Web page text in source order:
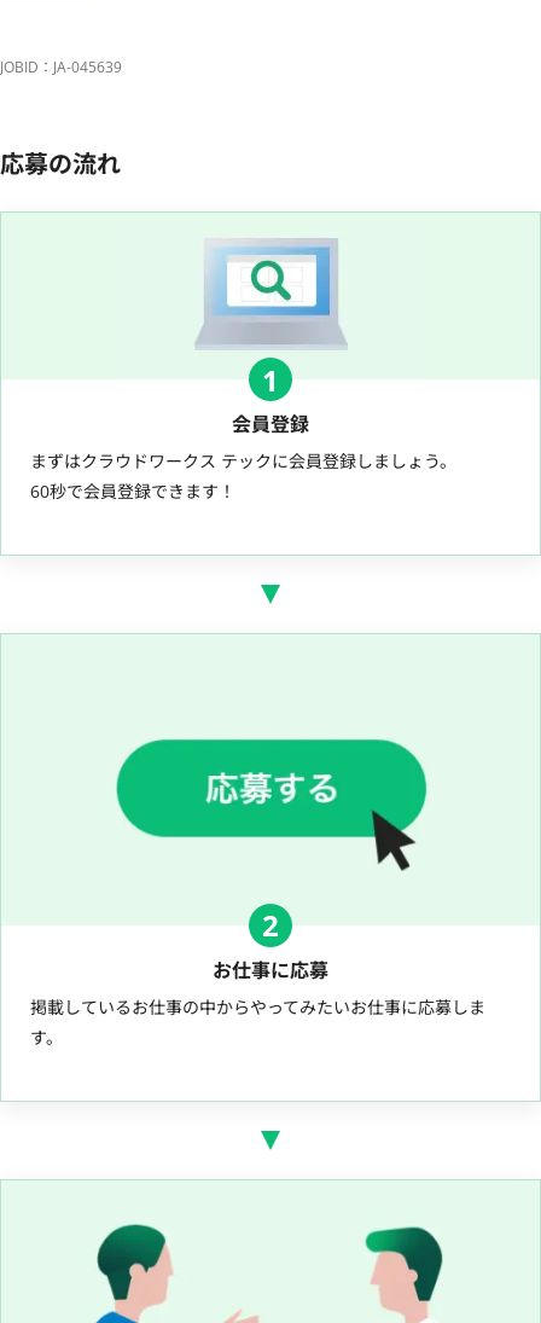
JOBID：JA-045639
応募の流れ
1
会員登録
まずはクラウドワークス テックに会員登録しましょう。
60秒で会員登録できます！
2
お仕事に応募
掲載しているお仕事の中からやってみたいお仕事に応募しま
す。